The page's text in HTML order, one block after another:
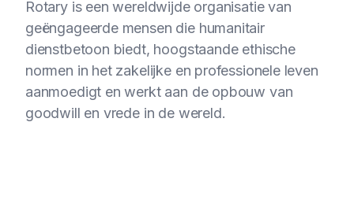
Rotary is een wereldwijde organisatie van
geëngageerde mensen die humanitair
dienstbetoon biedt, hoogstaande ethische
normen in het zakelijke en professionele leven
aanmoedigt en werkt aan de opbouw van
goodwill en vrede in de wereld.